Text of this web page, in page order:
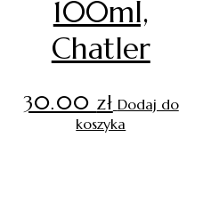
100ml,
Chatler
30.00 zł Dodaj do
koszyka